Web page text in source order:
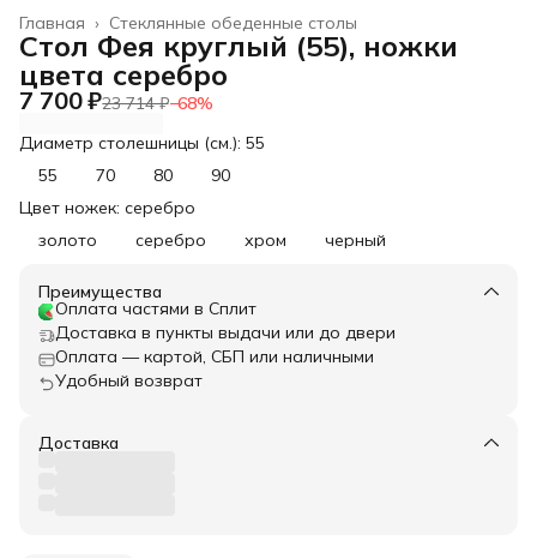
Стеклянные обеденные столы
Главная ›
Стол Фея круглый (55), ножки
цвета серебро
7 700 ₽23 714 ₽−68%
Диаметр столешницы (см.): 55
55
70 80
90
Цвет ножек: серебро
золото
серебро хром черный
Преимущества
Оплата частями в Сплит
Доставка в пункты выдачи или до двери
Оплата — картой, СБП или наличными
Удобный возврат
Доставка